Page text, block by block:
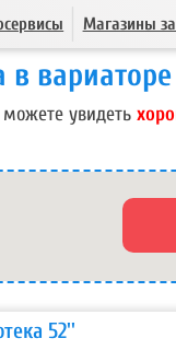
Магазины
в
увидеть
52''